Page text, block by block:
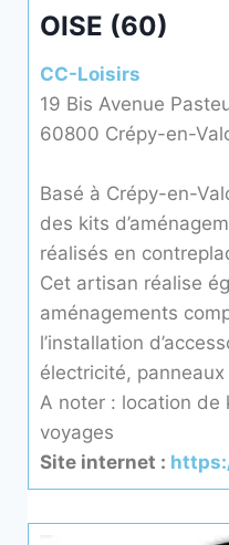
OISE (60)
CC-Loisirs
19 Bis Avenue
60800 Crépy-en-
Basé à Crépy-en-
des kits
réalisés en
Cet artisan réalise
aménagements
l’installation
électricité,
A noter : location
voyages
Site internet :